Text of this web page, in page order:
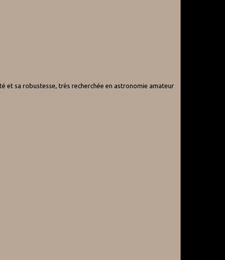
et sa robustesse, très recherchée en astronomie amateur